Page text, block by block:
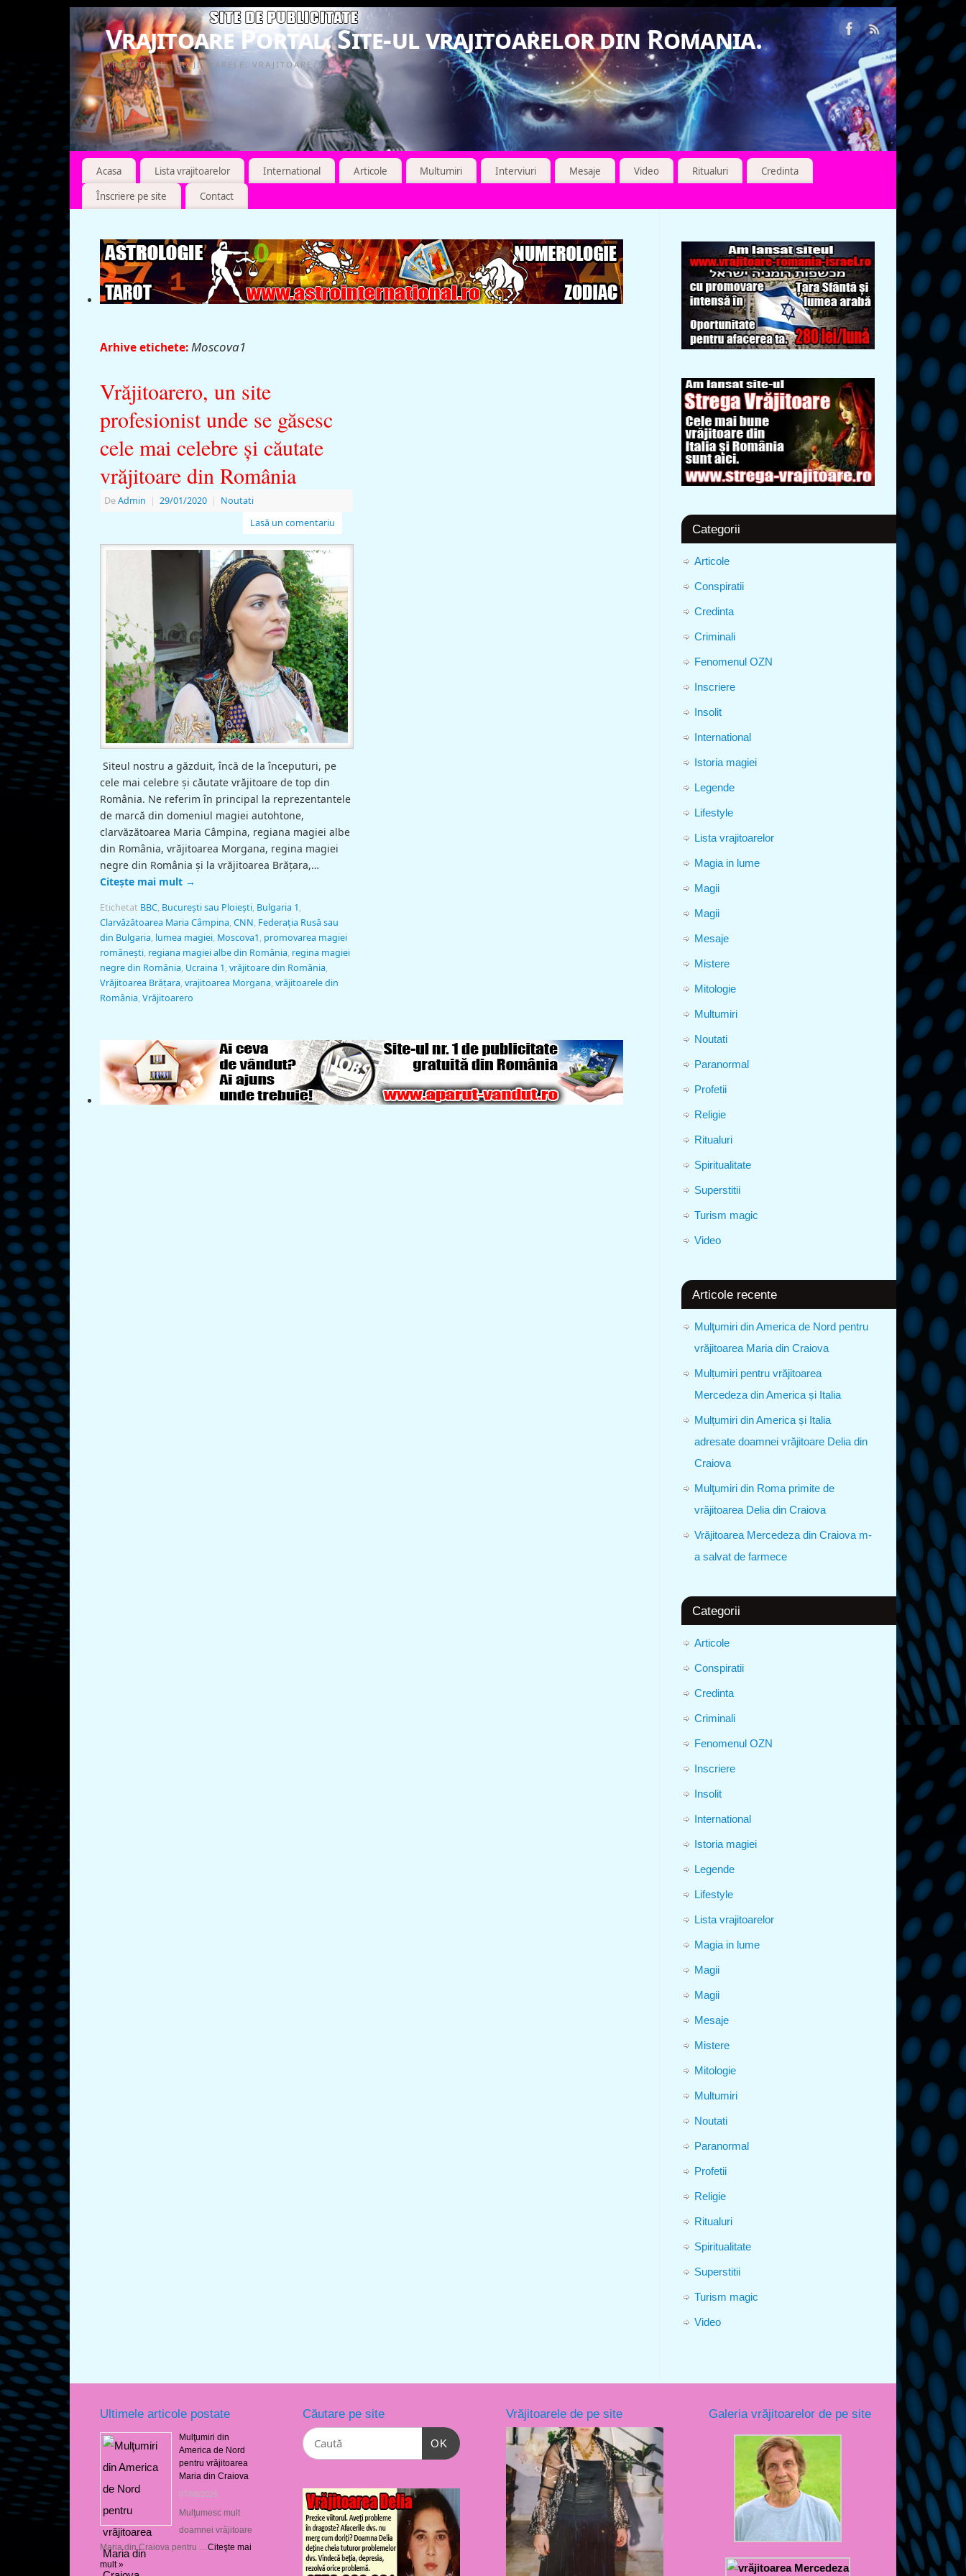
Vrajitoare Portal. Site-ul vrajitoarelor din Romania.
VRAJITOARE, VRAJITOARELE, VRAJITOARE
Acasa Lista vrajitoarelor International Articole Multumiri Interviuri Mesaje Video Ritualuri
Credinta
Înscriere pe site
Contact
Arhive etichete: Moscova1
Vrăjitoarero, un site
profesionist unde se găsesc
cele mai celebre și căutate
vrăjitoare din România
DeAdmin | 29/01/2020 | Noutati
Lasă un comentariu
Siteul nostru a găzduit, încă de la începuturi, pe
cele mai celebre și căutate vrăjitoare de top din
România. Ne referim în principal la reprezentantele
de marcă din domeniul magiei autohtone,
clarvăzătoarea Maria Câmpina, regiana magiei albe
din România, vrăjitoarea Morgana, regina magiei
negre din România și la vrăjitoarea Brățara,…
Citește mai mult →
Etichetat BBC, București sau Ploiești, Bulgaria 1,
Clarvăzătoarea Maria Câmpina,CNN, Federația Rusă sau
din Bulgaria, lumea magiei, Moscova1, promovarea magiei
românești, regiana magiei albe din România, regina magiei
negre din România, Ucraina 1,vrăjitoare din România,
Vrăjitoarea Brăţara,vrajitoarea Morgana,vrăjitoarele din
România,Vrăjitoarero
Categorii
Articole
Conspiratii
Credinta
Criminali
Fenomenul OZN
Inscriere
Insolit
International
Istoria magiei
Legende
Lifestyle
Lista vrajitoarelor
Magia in lume
Magii
Magii
Mesaje
Mistere
Mitologie
Multumiri
Noutati
Paranormal
Profetii
Religie
Ritualuri
Spiritualitate
Superstitii
Turism magic
Video
Articole recente
Mulţumiri din America de Nord pentru
vrăjitoarea Maria din Craiova
Mulțumiri pentru vrăjitoarea
Mercedeza din America și Italia
Mulțumiri din America și Italia
adresate doamnei vrăjitoare Delia din
Craiova
Mulţumiri din Roma primite de
vrăjitoarea Delia din Craiova
Vrăjitoarea Mercedeza din Craiova m-
a salvat de farmece
Categorii
Articole
Conspiratii
Credinta
Criminali
Fenomenul OZN
Inscriere
Insolit
International
Istoria magiei
Legende
Lifestyle
Lista vrajitoarelor
Magia in lume
Magii
Magii
Mesaje
Mistere
Mitologie
Multumiri
Noutati
Paranormal
Profetii
Religie
Ritualuri
Spiritualitate
Superstitii
Turism magic
Video
Ultimele articole postate
Mulţumiri din
America de Nord
pentru vrăjitoarea
Maria din Craiova
07/08/2026
Mulţumesc mult
doamnei vrăjitoare
Maria din Craiova pentru … Citeşte mai
mult »
Căutare pe site
OK
Vrăjitoarele de pe site Galeria vrăjitoarelor de pe site